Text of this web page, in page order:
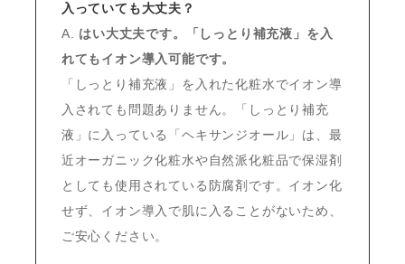
入っていても大丈夫？
A. はい大丈夫です。「しっとり補充液」を入
れてもイオン導入可能です。
「しっとり補充液」を入れた化粧水でイオン導
入されても問題ありません。「しっとり補充
液」に入っている「ヘキサンジオール」は、最
近オーガニック化粧水や自然派化粧品で保湿剤
としても使用されている防腐剤です。イオン化
せず、イオン導入で肌に入ることがないため、
ご安心ください。